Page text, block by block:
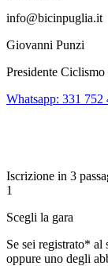
info@bicinpuglia.it
Giovanni Punzi
Presidente
Whatsapp: 331 752
Iscrizione in 3
1
Scegli la gara
Se sei registrato* al
oppure uno degli